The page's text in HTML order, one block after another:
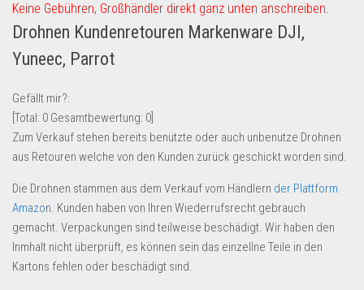
Kosmetik & Pflege
Lebensmittel & Getränke
Multimedia & Elektro
Münzen
Spielzeug & Games
Uhren & Schmuck
Wohnen & Einrichten
Restposten-Angebote
Keine Gebühren, Großhändler direkt ganz unten anschreiben.
Drohnen Kundenretouren Markenware DJI,
Yuneec, Parrot
Gefällt mir?:
[Total: 0 Gesamtbewertung: 0
Zum Verkauf stehen bereits benützte oder auch unbenutze Drohnen
aus Retouren welche von den Kunden zurück geschickt worden sind.
Die Drohnen stammen aus dem Verkauf vom Händlern der Plattform
Amazon. Kunden haben von Ihren Wiederrufsrecht gebrauch
gemacht. Verpackungen sind teilweise beschädigt. Wir haben den
Inmhalt nicht überprüft, es können sein das einzellne Teile in den
Kartons fehlen oder beschädigt sind.